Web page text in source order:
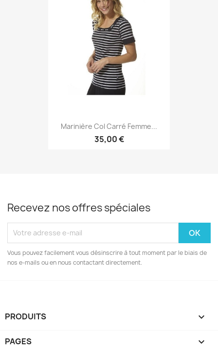
Marinière Col Carré Femme...
35,00 €
Recevez nos offres spéciales
Vous pouvez facilement vous désinscrire à tout moment par le biais de
nos e-mails ou en nous contactant directement.
PRODUITS 
PAGES 